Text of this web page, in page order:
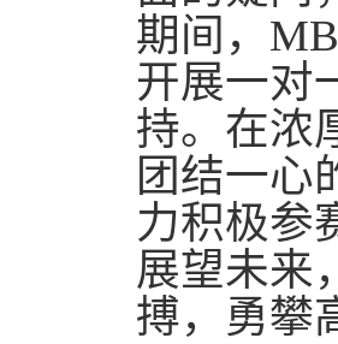
期间，
开展一对
持。在浓
团结一心
力积极参
展望未来
搏，勇攀